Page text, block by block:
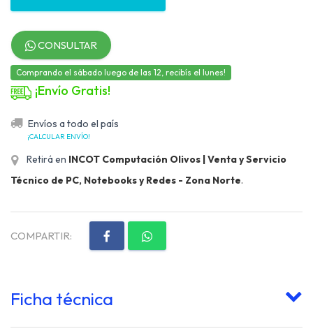
CONSULTAR
Comprando el sábado luego de las 12, recibís el lunes!
¡Envío Gratis!
Envíos a todo el país
¡CALCULAR ENVÍO!
Retirá en INCOT Computación Olivos | Venta y Servicio
Técnico de PC, Notebooks y Redes - Zona Norte.
COMPARTIR:
Ficha técnica